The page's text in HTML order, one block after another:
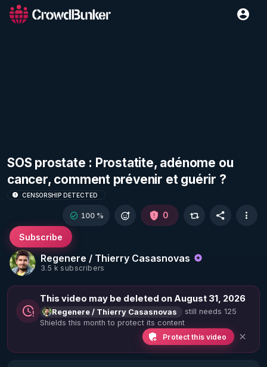
SOS prostate : Prostatite, adénome ou
cancer, comment prévenir et guérir ?
CENSORSHIP DETECTED
Regenere / Thierry Casasnovas
3.5 k subscribers
Subscribe
100 % 0
This video may be deleted on August 31, 2026
Regenere / Thierry Casasnovas
still needs 125
Shields this month to protect its content
Protect this video